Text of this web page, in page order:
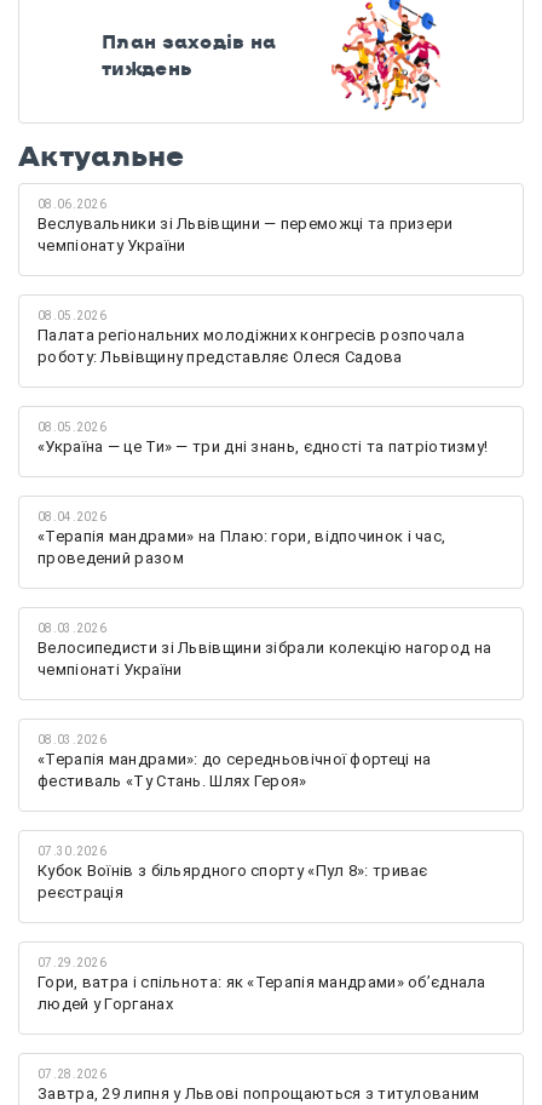
План заходів на
тиждень
Актуальне
08.06.2026
Веслувальники зі Львівщини — переможці та призери
чемпіонату України
08.05.2026
Палата регіональних молодіжних конгресів розпочала
роботу: Львівщину представляє Олеся Садова
08.05.2026
«Україна — це Ти» — три дні знань, єдності та патріотизму!
08.04.2026
«Терапія мандрами» на Плаю: гори, відпочинок і час,
проведений разом
08.03.2026
Велосипедисти зі Львівщини зібрали колекцію нагород на
чемпіонаті України
08.03.2026
«Терапія мандрами»: до середньовічної фортеці на
фестиваль «Ту Стань. Шлях Героя»
07.30.2026
Кубок Воїнів з більярдного спорту «Пул 8»: триває
реєстрація
07.29.2026
Гори, ватра і спільнота: як «Терапія мандрами» об’єднала
людей у Горганах
07.28.2026
Завтра, 29 липня у Львові попрощаються з титулованим